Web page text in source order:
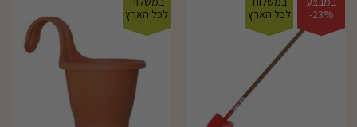
יש
מספר
ניתן
לבחור
23%-
לכל הארץ
לכל הארץ